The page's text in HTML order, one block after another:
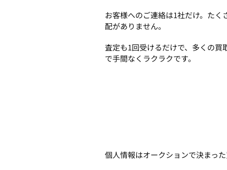
お客様へのご連絡は1社だけ。た
配がありません。
査定も1回受けるだけで、多くの
で手間なくラクラクです。
個人情報はオークションで決まっ